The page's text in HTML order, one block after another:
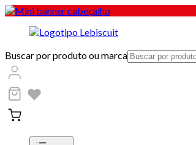
Buscar por produto ou marca